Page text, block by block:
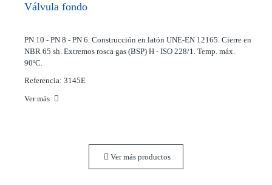
Válvula fondo
PN 10 - PN 8 - PN 6. Construcción en latón UNE-EN 12165. Cierre en
NBR 65 sh. Extremos rosca gas (BSP) H - ISO 228/1. Temp. máx.
90ºC.
Referencia: 3145E
Ver más
Ver más productos